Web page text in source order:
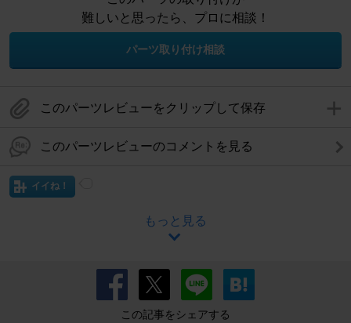
難しいと思ったら、プロに相談！
パーツ取り付け相談
このパーツレビューをクリップして保存
このパーツレビューのコメントを見る
イイね！
もっと見る
この記事をシェアする